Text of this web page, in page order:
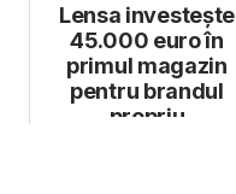
Lensa investește
45.000 euro în
primul magazin
pentru brandul
propriu